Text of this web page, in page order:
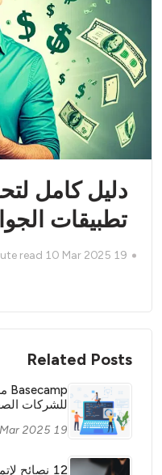
دليل كامل
تطبيقات
19 Mar 2025
10
read
Related Posts
للشركات
19 Mar 2025
12 نصائح لإتمام الصفقات بسهولة أكبر!